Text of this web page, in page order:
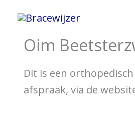
naar
Oim
Dit is een
afspraak, via de